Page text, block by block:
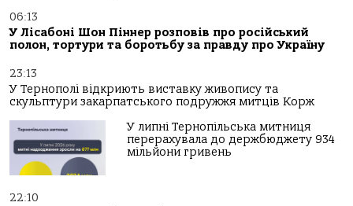
06:13
У Лісабоні Шон Піннер розповів про російський
полон, тортури та боротьбу за правду про Україну
23:13
У Тернополі відкриють виставку живопису та
скульптури закарпатського подружжя митців Корж
У липні Тернопільська митниця
перерахувала до держбюджету 934
мільйони гривень
22:10